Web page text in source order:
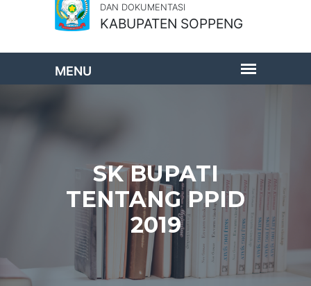
DAN DOKUMENTASI
KABUPATEN SOPPENG
SK BUPATI
TENTANG PPID
2019